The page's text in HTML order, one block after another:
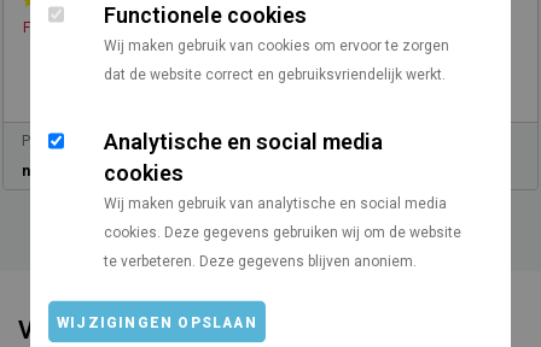
Functionele cookies
Wij maken gebruik van cookies om ervoor te zorgen
dat de website correct en gebruiksvriendelijk werkt.
Analytische en social media
cookies
Wij maken gebruik van analytische en social media
cookies. Deze gegevens gebruiken wij om de website
te verbeteren. Deze gegevens blijven anoniem.
WIJZIGINGEN OPSLAAN
Frankrijk Rhône-Alpes /Ardèche
Prijs vanaf
n.v.t.
Vanaf Utrecht
Voorzieningen